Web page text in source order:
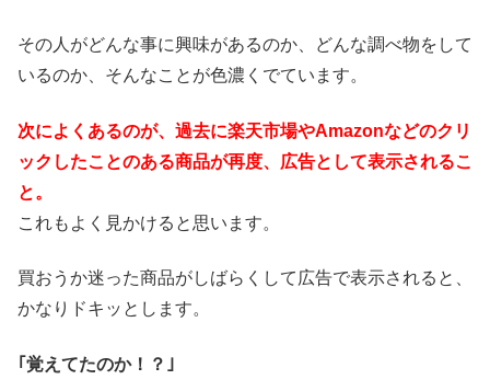
その人がどんな事に興味があるのか、どんな調べ物をして
いるのか、そんなことが色濃くでています。
次によくあるのが、過去に楽天市場やAmazonなどのクリ
ックしたことのある商品が再度、広告として表示されるこ
と。
これもよく見かけると思います。
買おうか迷った商品がしばらくして広告で表示されると、
かなりドキッとします。
｢覚えてたのか！？｣